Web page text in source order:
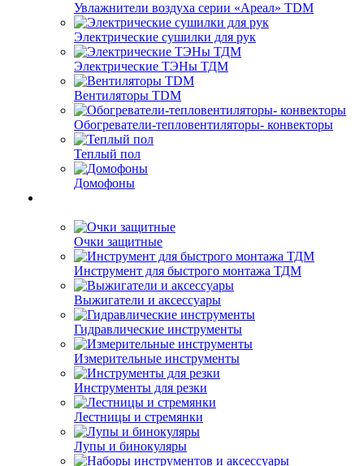
Увлажнители воздуха серии «Ареал» TDM
Электрические сушилки для рук
Электрические ТЭНы ТДМ
Вентиляторы TDM
Обогреватели-тепловентиляторы- конвекторы
Теплый пол
Домофоны
Очки защитные
Инструмент для быстрого монтажа ТДМ
Выжигатели и аксессуары
Гидравлические инструменты
Измерительные инструменты
Инструменты для резки
Лестницы и стремянки
Лупы и бинокуляры